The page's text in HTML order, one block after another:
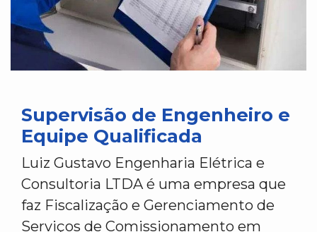
Supervisão de Engenheiro e
Equipe Qualificada
Luiz Gustavo Engenharia Elétrica e
Consultoria LTDA é uma empresa que
faz Fiscalização e Gerenciamento de
Serviços de Comissionamento em